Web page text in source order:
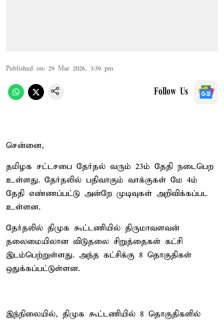
Published on: 29 Mar 2026, 3:39 pm
Follow Us
சென்னை,
தமிழக சட்டசபை தேர்தல் வரும் 23ம் தேதி நடைபெற
உள்ளது. தேர்தலில் பதிவாகும் வாக்குகள் மே 4ம்
தேதி எண்ணப்பட்டு அன்றே முடிவுகள் அறிவிக்கப்பட
உள்ளன.
தேர்தலில் திமுக கூட்டணியில் திருமாவளவன்
தலைமையிலான விடுதலை சிறுத்தைகள் கட்சி
இடம்பெற்றுள்ளது. அந்த கட்சிக்கு 8 தொகுதிகள்
ஒதுக்கப்பட்டுள்ளன.
இந்நிலையில், திமுக கூட்டணியில் 8 தொகுதிகளில்